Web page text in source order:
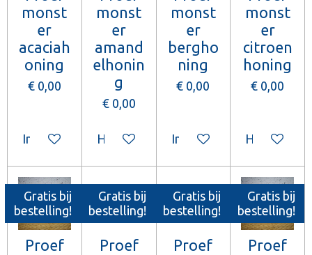
monst
er
acaciah
oning
€ 0,00
In winkelwagen
monst
er
amand
elhonin
g
€ 0,00
Houd mij op de hoogte
monst
er
bergho
ning
€ 0,00
In winkelwagen
monst
er
citroen
honing
€ 0,00
Houd mij
Gratis bij
bestelling!
Proef
Gratis bij
bestelling!
Proef
Gratis bij
bestelling!
Proef
Gratis bij
bestelling!
Proef